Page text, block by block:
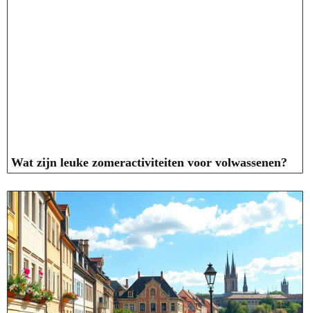
Wat zijn leuke zomeractiviteiten voor volwassenen?